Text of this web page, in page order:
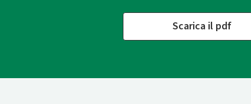
Scarica il pdf